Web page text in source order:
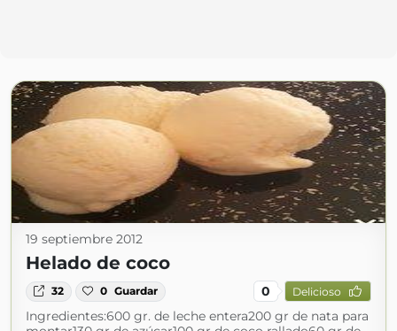
19 septiembre 2012
Helado de coco
32 0 Guardar 0 Delicioso
Ingredientes:600 gr. de leche entera200 gr de nata para